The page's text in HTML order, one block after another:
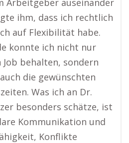
Arbeitgeber auseinander
ihm, dass ich rechtlich
auf Flexibilität habe.
konnte ich nicht nur
Job behalten, sondern
die gewünschten
Was ich an Dr.
besonders schätze, ist
Kommunikation und
Konflikte